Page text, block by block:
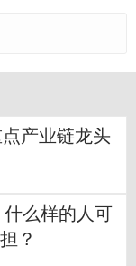
产业链龙头
么样的人可
？